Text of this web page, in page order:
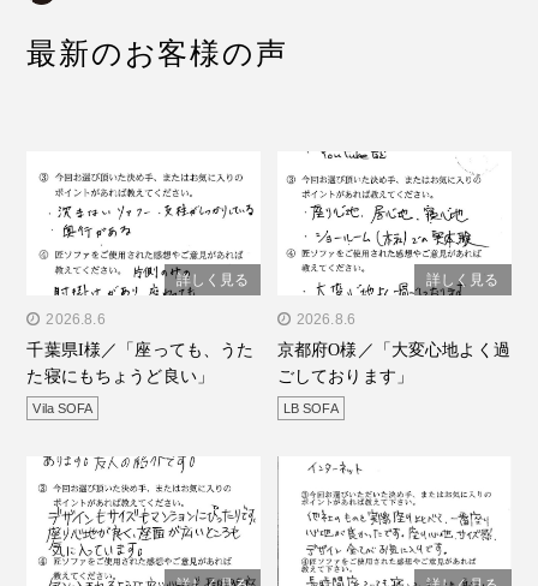
最新のお客様の声
" alt="千葉県I様／「座って
も、うたた寝にもちょうど
良い」"/>
詳しく見る
2026.8.6
千葉県I様／「座っても、うた
た寝にもちょうど良い」
Vila SOFA
" alt="京都府O様／「大変
心地よく過ごしておりま
す」"/>
詳しく見る
2026.8.6
京都府O様／「大変心地よく過
ごしております」
LB SOFA